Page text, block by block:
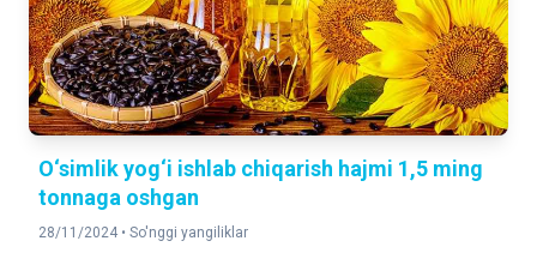
O‘simlik yog‘i ishlab chiqarish hajmi 1,5 ming
tonnaga oshgan
28/11/2024 • So'nggi yangiliklar